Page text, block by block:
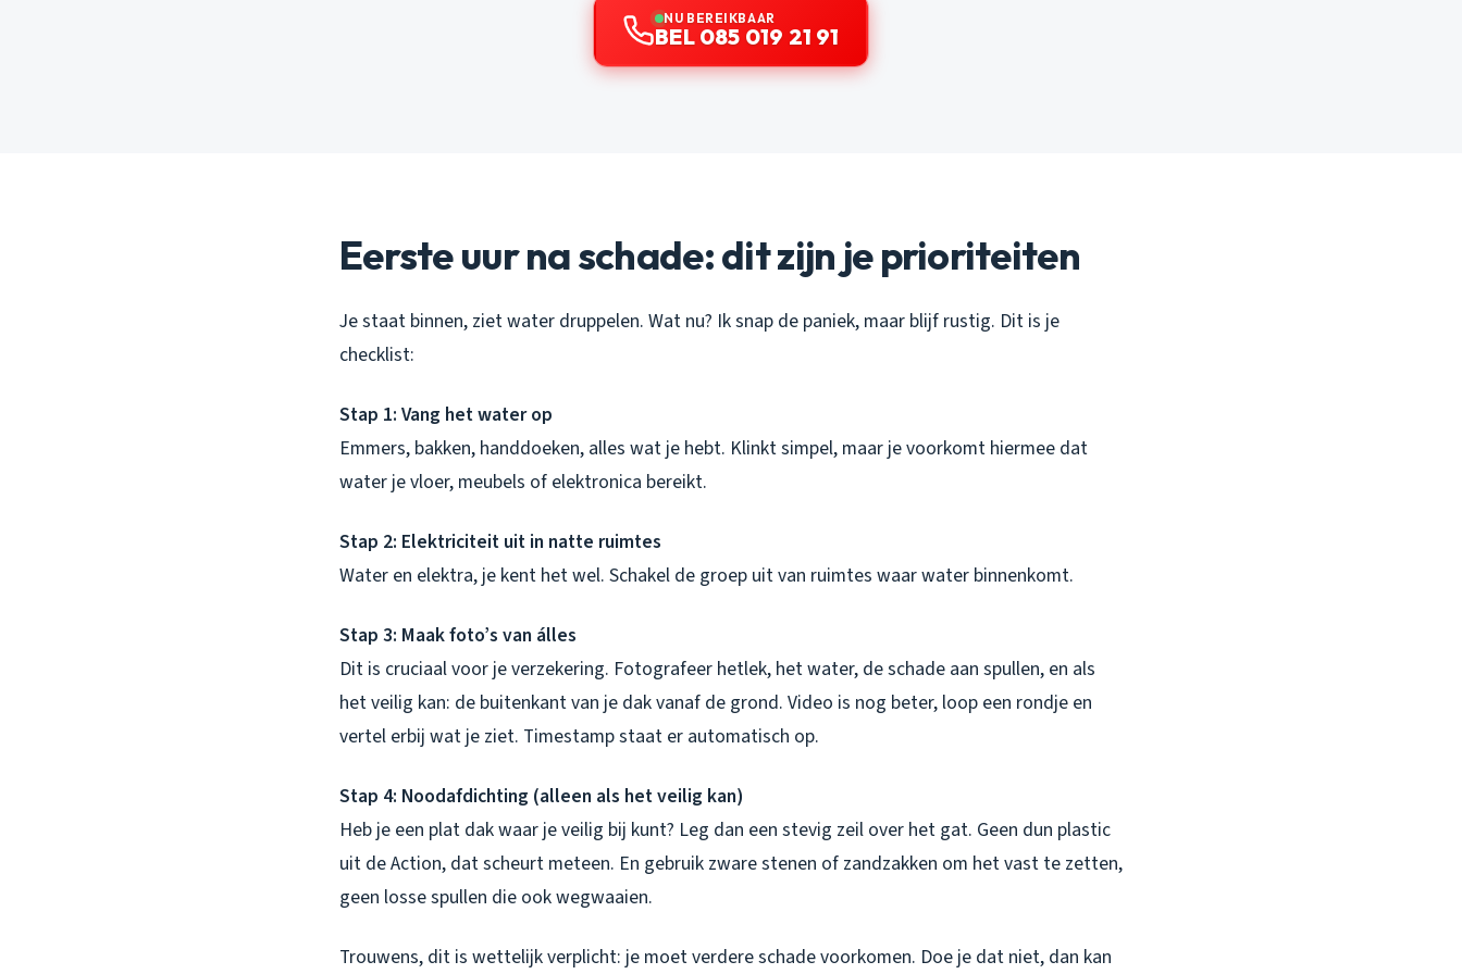
NU BEREIKBAAR
BEL 085 019 21 91
Eerste uur na schade: dit zijn je prioriteiten
Je staat binnen, ziet water druppelen. Wat nu? Ik snap de paniek, maar blijf rustig. Dit is je
checklist:
Stap 1: Vang het water op
Emmers, bakken, handdoeken, alles wat je hebt. Klinkt simpel, maar je voorkomt hiermee dat
water je vloer, meubels of elektronica bereikt.
Stap 2: Elektriciteit uit in natte ruimtes
Water en elektra, je kent het wel. Schakel de groep uit van ruimtes waar water binnenkomt.
Stap 3: Maak foto’s van álles
Dit is cruciaal voor je verzekering. Fotografeer hetlek, het water, de schade aan spullen, en als
het veilig kan: de buitenkant van je dak vanaf de grond. Video is nog beter, loop een rondje en
vertel erbij wat je ziet. Timestamp staat er automatisch op.
Stap 4: Noodafdichting (alleen als het veilig kan)
Heb je een plat dak waar je veilig bij kunt? Leg dan een stevig zeil over het gat. Geen dun plastic
uit de Action, dat scheurt meteen. En gebruik zware stenen of zandzakken om het vast te zetten,
geen losse spullen die ook wegwaaien.
Trouwens, dit is wettelijk verplicht: je moet verdere schade voorkomen. Doe je dat niet, dan kan